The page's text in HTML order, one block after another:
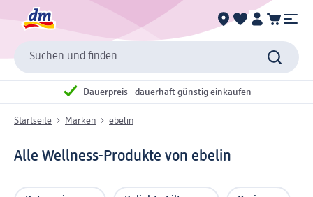
Suchen und finden
Dauerpreis - dauerhaft günstig einkaufen
Startseite Marken ebelin
Alle Wellness-Produkte von ebelin